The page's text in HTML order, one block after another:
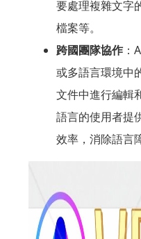
要處理複雜文字
檔案等。
跨國團隊協作：
或多語言環境中
文件中進行編輯
語言的使用者提
效率，消除語言